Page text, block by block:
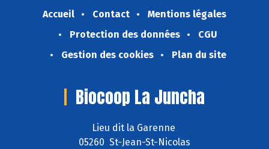
Accueil Contact
Mentions légales
Protection des données
CGU
Gestion des cookies
Plan du site
Biocoop La Juncha
Lieu dit la Garenne
05260 St-Jean-St-Nicolas